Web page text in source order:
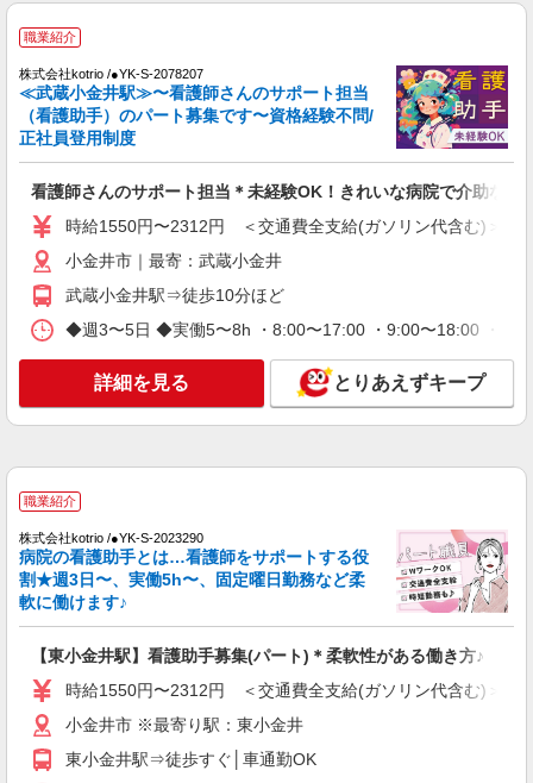
善手当：20,000〜60,000円（勤続年数、保有資格
により変動） ・固定残業手当：20,000円（10時
間） ※固定残業時間を超過する場合には超過勤務
手当として別途支給 ・夜勤手当：10,000円/1回
（上記給与とは別に支給） 下記資格をお持ちの方
歓迎 ・認知症介護基礎研修 ・初任者研修 ・実務
東京都小金井市
キープ 詳細を見る
株式会社kotrio /●YK-S-2097532
≪正社員≫武蔵小金井駅＊看護助手としてキャ
リアを築くチャンス！
給：200,000円〜220,000円 ・資格手当：10,000〜
30,000円 ・役職手当：10,000〜70,000円 ・処遇改
善手当：20,000〜60,000円（勤続年数、保有資格
により変動） ・固定残業手当：20,000円（10時
間） ※固定残業時間を超過する場合には超過勤務
手当として別途支給 ・夜勤手当：10,000円/1回
（上記給与とは別に支給） 下記資格をお持ちの方
者研修 ・介護福祉士 など
東京都小金井市
キープ 詳細を見る
時給1600円〜2250円 ＜日払い有/週払い有/交
通費全支給(ガソリン代含む)＞
小金井市内
キープ 詳細を見る
派遣社員
株式会社kotrio /●TC-H-1896187
武蔵小金井＊医療現場を支える看護助手＊嬉し
い高時給◎研修あり
職業紹介
株式会社kotrio /●YK-S-2078207
≪武蔵小金井駅≫〜看護師さんのサポート担当
（看護助手）のパート募集です〜資格経験不問/
正社員登用制度
看護師さんのサポート担当＊未経験OK！きれいな病院で介助など
時給1550円〜2312円 ＜交通費全支給(ガソリン代含む)＞
小金井市｜最寄：武蔵小金井
武蔵小金井駅⇒徒歩10分ほど
◆週3〜5日 ◆実働5〜8h ・8:00〜17:00 ・9:00〜18:00 ・
詳細を見る とりあえずキープ
職業紹介
株式会社kotrio /●YK-S-2023290
病院の看護助手とは…看護師をサポートする役
割★週3日〜、実働5h〜、固定曜日勤務など柔
軟に働けます♪
【東小金井駅】看護助手募集(パート)＊柔軟性がある働き方♪
時給1550円〜2312円 ＜交通費全支給(ガソリン代含む)＞
小金井市 ※最寄り駅：東小金井
東小金井駅⇒徒歩すぐ│車通勤OK